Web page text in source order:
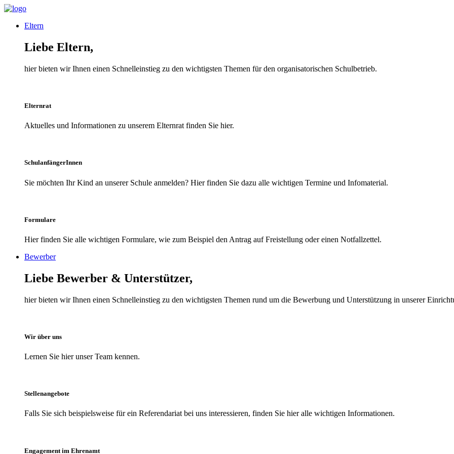
Eltern
Liebe Eltern,
hier bieten wir Ihnen einen Schnelleinstieg zu den wichtigsten Themen für den organisatorischen Schulbetrieb.
Elternrat
Aktuelles und Informationen zu unserem Elternrat finden Sie hier.
SchulanfängerInnen
Sie möchten Ihr Kind an unserer Schule anmelden? Hier finden Sie dazu alle wichtigen Termine und Infomaterial.
Formulare
Hier finden Sie alle wichtigen Formulare, wie zum Beispiel den Antrag auf Freistellung oder einen Notfallzettel.
Bewerber
Liebe Bewerber & Unterstützer,
hier bieten wir Ihnen einen Schnelleinstieg zu den wichtigsten Themen rund um die Bewerbung und Unterstützung in unserer
Wir über uns
Lernen Sie hier unser Team kennen.
Stellenangebote
Falls Sie sich beispielsweise für ein Referendariat bei uns interessieren, finden Sie hier alle wichtigen Informationen.
Engagement im Ehrenamt